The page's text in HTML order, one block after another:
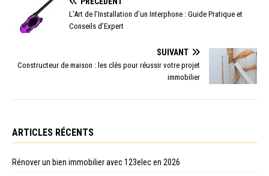
L’Art de l’Installation d’un Interphone : Guide Pratique et
Conseils d’Expert
SUIVANT
Constructeur de maison : les clés pour réussir votre projet
immobilier
ARTICLES RÉCENTS
Rénover un bien immobilier avec 123elec en 2026